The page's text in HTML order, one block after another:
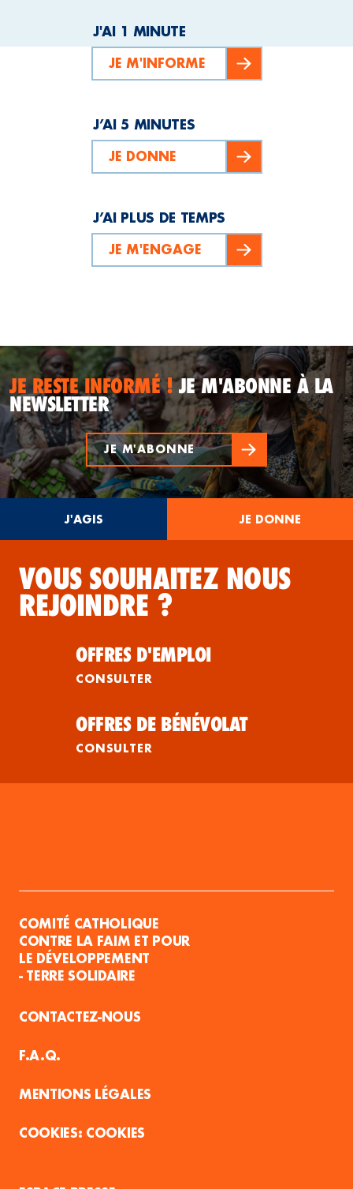
J'AI 1 MINUTE
JE M'INFORME
J’AI 5 MINUTES
JE DONNE
J’AI PLUS DE TEMPS
JE M'ENGAGE
JE RESTE INFORMÉ !JE M'ABONNE À LA
NEWSLETTER
JE M'ABONNE
J'AGIS JE DONNE
VOUS SOUHAITEZ NOUS
REJOINDRE ?
OFFRES D'EMPLOI
CONSULTER
OFFRES DE BÉNÉVOLAT
CONSULTER
COMITÉ CATHOLIQUE
CONTRE LA FAIM ET POUR
LE DÉVELOPPEMENT
- TERRE SOLIDAIRE
CONTACTEZ-NOUS
F.A.Q.
MENTIONS LÉGALES
COOKIES